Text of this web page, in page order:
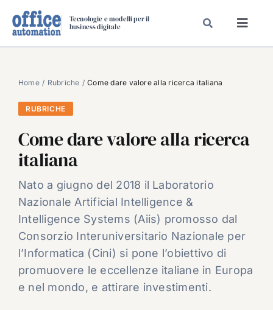
Tecnologie e modelli per il
business digitale
SPECIAL PAPER
TAVOLE ROTONDE DI REDAZIONE
CARRIERE
VIDEO
EVENTI
CHI SIAMO
Home Rubriche Come dare valore alla ricerca italiana
RUBRICHE
Come dare valore alla ricerca
italiana
Nato a giugno del 2018 il Laboratorio
Nazionale Artificial Intelligence &
Intelligence Systems (Aiis) promosso dal
Consorzio Interuniversitario Nazionale per
l’Informatica (Cini) si pone l’obiettivo di
promuovere le eccellenze italiane in Europa
e nel mondo, e attirare investimenti.